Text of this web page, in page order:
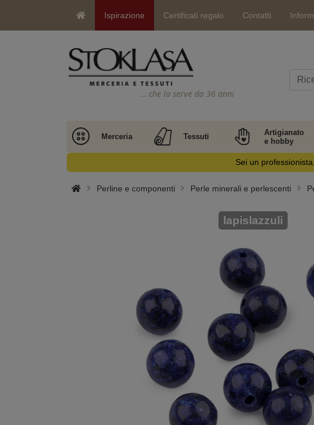
Ispirazione Certificati regalo Contatti
… che la serve da 36 anni
Merceria Tessuti
Artigianato
e hobby
Sei un
Perline e componenti Perle minerali e perlescenti
lapislazzuli